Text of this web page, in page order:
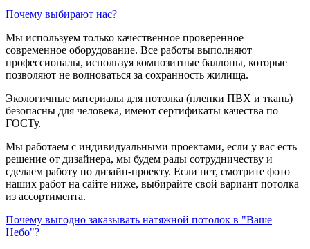
Почему выбирают нас?
Мы используем только качественное проверенное
современное оборудование. Все работы выполняют
профессионалы, используя композитные баллоны, которые
позволяют не волноваться за сохранность жилища.
Экологичные материалы для потолка (пленки ПВХ и ткань)
безопасны для человека, имеют сертификаты качества по
ГОСТу.
Мы работаем с индивидуальными проектами, если у вас есть
решение от дизайнера, мы будем рады сотрудничеству и
сделаем работу по дизайн-проекту. Если нет, смотрите фото
наших работ на сайте ниже, выбирайте свой вариант потолка
из ассортимента.
Почему выгодно заказывать натяжной потолок в "Ваше
Небо"?